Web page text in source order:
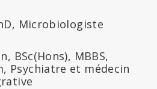
Microbiologiste
BSc(Hons), MBBS,
Psychiatre et médecin